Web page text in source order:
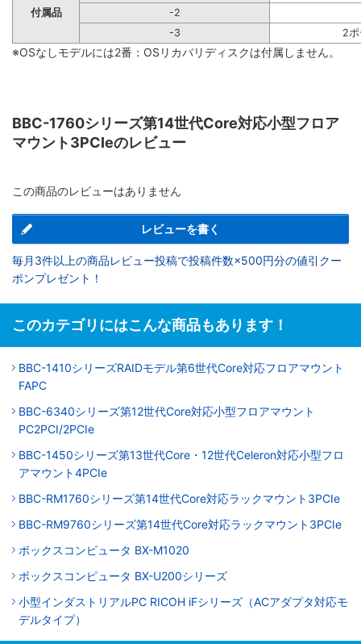
付属品
-2
-3
2
※OSなしモデルには2番：OSリカバリディスクは付属しません。
BBC-1760シリーズ第14世代Core対応小型フロア
マウント3PCIeのレビュー
この商品のレビューはありません
レビューを書く
毎月3件以上の商品レビュー投稿で投稿件数×500円分の値引クー
ポンプレゼント！
このカテゴリにはこんな商品もあります！
BBC-1410シリーズRAIDモデル第6世代Core対応フロアマウント
FAPC
BBC-6340シリーズ第12世代Core対応小型フロアマウント
PC2PCI/2PCIe
BBC-1450シリーズ第13世代Core・12世代Celeron対応小型フロ
アマウント4PCIe
BBC-RM1760シリーズ第14世代Core対応ラックマウント3PCIe
BBC-RM9760シリーズ第14世代Core対応ラックマウント3PCIe
ボックスコンピュータ BX-M1020
ボックスコンピュータ BX-U200シリーズ
小型インダストリアルPC RICOH iFシリーズ（ACアダプタ対応モ
デルタイプ）